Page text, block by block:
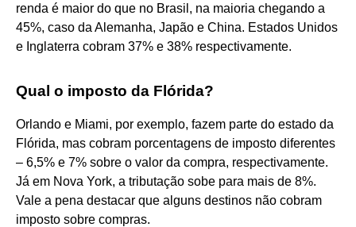
renda é maior do que no Brasil, na maioria chegando a
45%, caso da Alemanha, Japão e China. Estados Unidos
e Inglaterra cobram 37% e 38% respectivamente.
Qual o imposto da Flórida?
Orlando e Miami, por exemplo, fazem parte do estado da
Flórida, mas cobram porcentagens de imposto diferentes
– 6,5% e 7% sobre o valor da compra, respectivamente.
Já em Nova York, a tributação sobe para mais de 8%.
Vale a pena destacar que alguns destinos não cobram
imposto sobre compras.